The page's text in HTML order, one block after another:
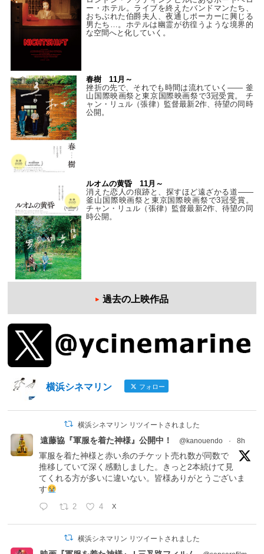
ー・ホテル。ライブを終えたバンドマンたち、
おちぶれた伯爵夫人、夜通しポーカーに興じる
男たち…。ホテルは幽霊が彷徨うような境界的
な空間へと化していく。
春樹 11月～
挫折の先で、それでも時間は流れていく—— 釜
山国際映画祭と東京国際映画祭で3冠受賞。 チ
ャン・リュル（張律）監督最新2作、待望の同時
公開。
ルオムの黄昏 11月～
消えた恋人の痕跡と、探すほど遠ざかる道——
釜山国際映画祭と東京国際映画祭で3冠受賞。
チャン・リュル（張律）監督最新2作、待望の同
時公開。
過去の上映作品
横浜シネマリン フォロー
横浜シネマリン リツイートされました
遠藤協『軍服を着た神様』公開中！ @kanouendo · 8h
軍服を着た神様と赤い糸のチケット売れ数が同数で
推移していて深く感動しました。きっと2本続けて見
てくれる方が多いに違いない。皆様ありがとうございま
す
2 4 X
横浜シネマリン リツイートされました